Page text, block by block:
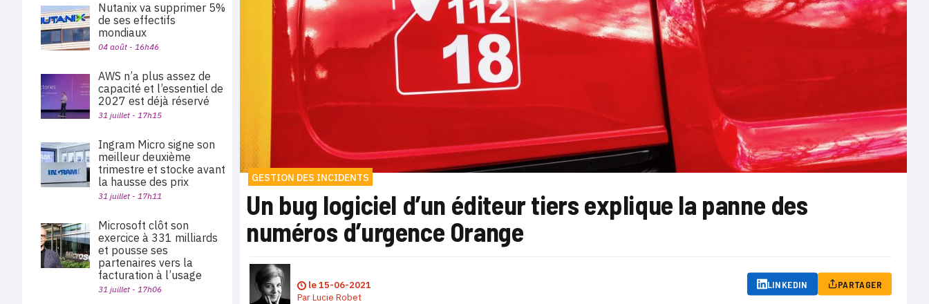
GESTION DES INCIDENTS
Un bug logiciel d’un éditeur tiers explique la panne des
numéros d’urgence Orange
le15-06-2021
ParLucie Robet
LINKEDIN PARTAGER
Nutanix va supprimer 5%
de ses effectifs
mondiaux
04 août - 16h46
AWS n’a plus assez de
capacité et l’essentiel de
2027 est déjà réservé
31 juillet - 17h15
Ingram Micro signe son
meilleur deuxième
trimestre et stocke avant
la hausse des prix
31 juillet - 17h11
Microsoft clôt son
exercice à 331 milliards
et pousse ses
partenaires vers la
facturation à l’usage
31 juillet - 17h06